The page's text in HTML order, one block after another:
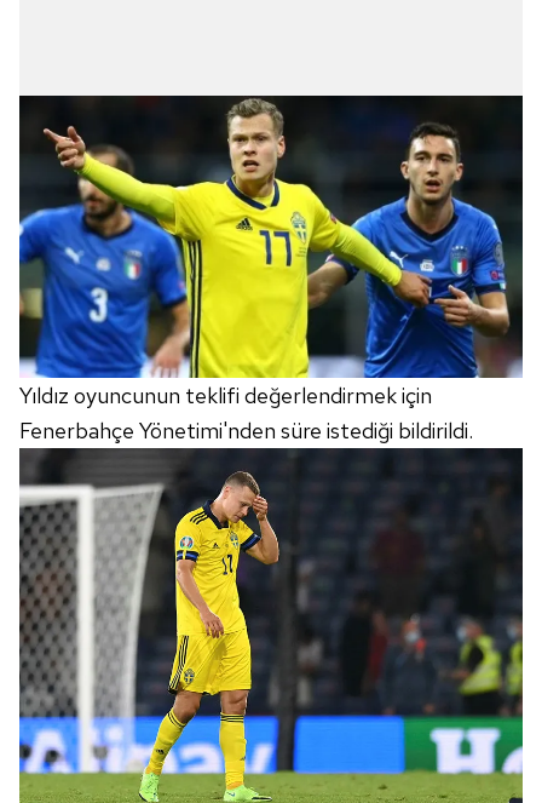
Yıldız oyuncunun teklifi değerlendirmek için
Fenerbahçe Yönetimi'nden süre istediği bildirildi.